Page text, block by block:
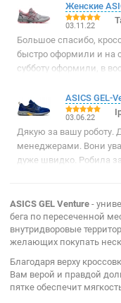
Женские
03.11.22
Большое спасибо,
быстро оформили и на
субботу оформили, в
ASICS GEL-
03.06.22
Дякую за вашу
менеджерами. Вони
дуже швидко. Робила
цьому магазині.
кілька років робить у
зручнішим. Успіхів вам
ASICS GEL Venture-
бега по пересеченной
внутридворовые
желающих покупать
Благодаря верху
Вам верой и правдой
пятке обеспечит